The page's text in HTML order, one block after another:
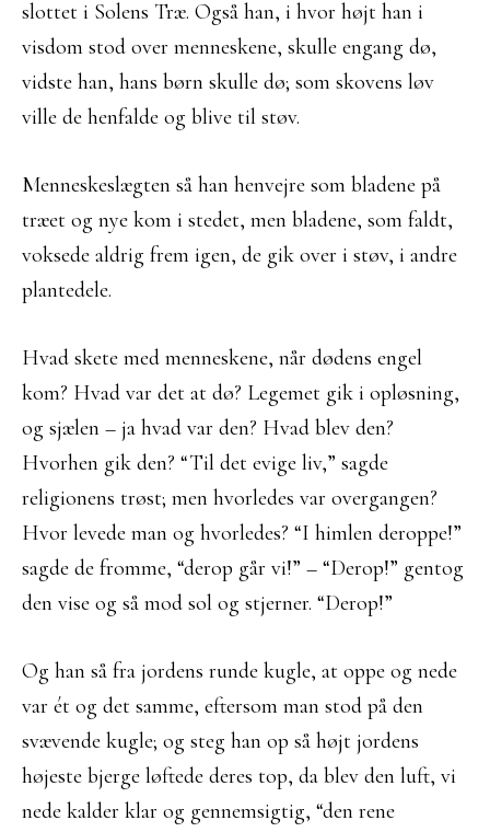
slottet i Solens Træ. Også han, i hvor højt han i
visdom stod over menneskene, skulle engang dø,
vidste han, hans børn skulle dø; som skovens løv
ville de henfalde og blive til støv.
Menneskeslægten så han henvejre som bladene på
træet og nye kom i stedet, men bladene, som faldt,
voksede aldrig frem igen, de gik over i støv, i andre
plantedele.
Hvad skete med menneskene, når dødens engel
kom? Hvad var det at dø? Legemet gik i opløsning,
og sjælen – ja hvad var den? Hvad blev den?
Hvorhen gik den? “Til det evige liv,” sagde
religionens trøst; men hvorledes var overgangen?
Hvor levede man og hvorledes? “I himlen deroppe!”
sagde de fromme, “derop går vi!” – “Derop!” gentog
den vise og så mod sol og stjerner. “Derop!”
Og han så fra jordens runde kugle, at oppe og nede
var ét og det samme, eftersom man stod på den
svævende kugle; og steg han op så højt jordens
højeste bjerge løftede deres top, da blev den luft, vi
nede kalder klar og gennemsigtig, “den rene